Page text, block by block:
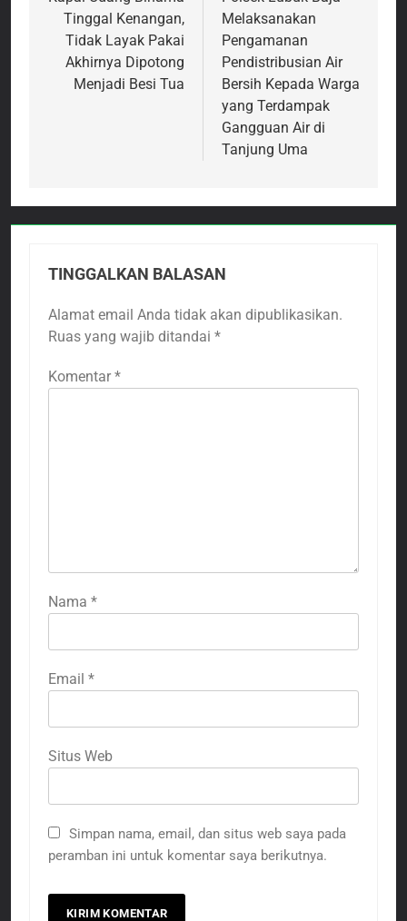
Tinggal Kenangan,
Tidak Layak Pakai
Akhirnya Dipotong
Menjadi Besi Tua
Melaksanakan
Pengamanan
Pendistribusian Air
Bersih Kepada Warga
yang Terdampak
Gangguan Air di
Tanjung Uma
TINGGALKAN BALASAN
Alamat email Anda tidak akan dipublikasikan.
Ruas yang wajib ditandai *
Komentar *
Nama *
Email *
Situs Web
Simpan nama, email, dan situs web saya pada
peramban ini untuk komentar saya berikutnya.